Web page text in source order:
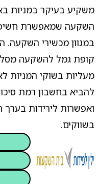
משקיע בעיקר במניות
השקעה שמאפשרת
במגוון מכשירי השקעה.
קופת גמל להשקעה
מעליות בשוקי המניות
להביא בחשבון רמת
ואפשרות לירידות
בשווקים.